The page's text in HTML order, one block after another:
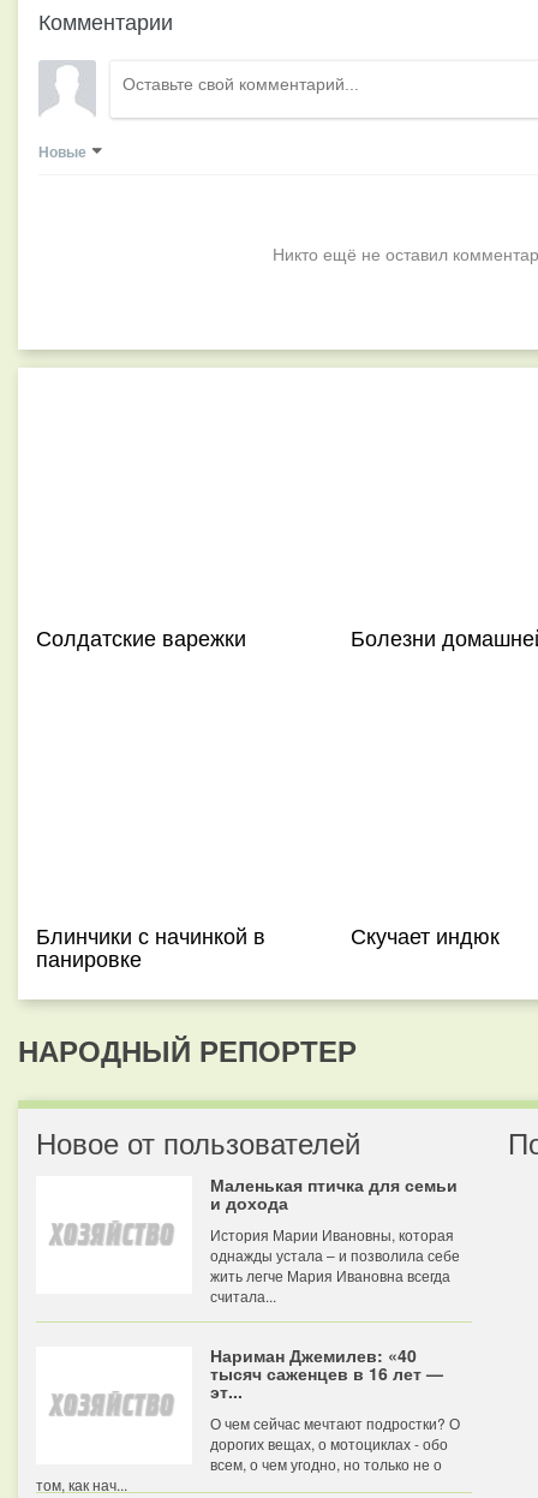
Комментарии
Новые
Никто ещё не оставил
Солдатские варежки Болезни
Блинчики с начинкой в
панировке
Скучает индюк
НАРОДНЫЙ РЕПОРТЕР
Новое от пользователей
Маленькая птичка для семьи
и дохода
История Марии Ивановны, которая
однажды устала – и позволила себе
жить легче Мария Ивановна всегда
считала...
Нариман Джемилев: «40
тысяч саженцев в 16 лет —
эт...
О чем сейчас мечтают подростки? О
дорогих вещах, о мотоциклах - обо
всем, о чем угодно, но только не о
том, как нач...